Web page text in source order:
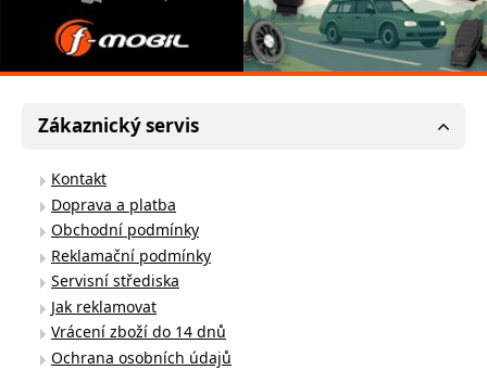
Zákaznický servis
Kontakt
Doprava a platba
Obchodní podmínky
Reklamační podmínky
Servisní střediska
Jak reklamovat
Vrácení zboží do 14 dnů
Ochrana osobních údajů